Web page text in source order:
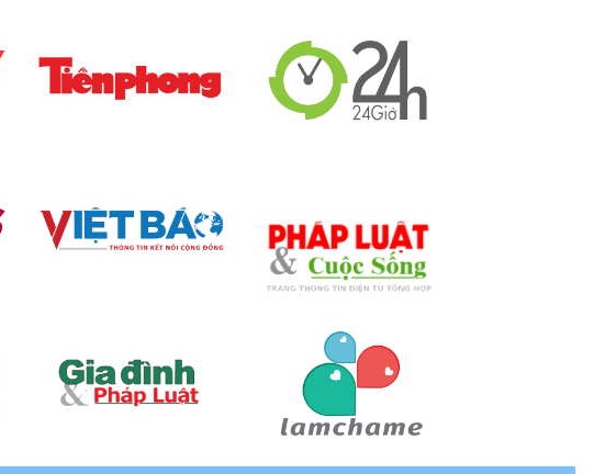
hàng có thể dễ dàng tìm thấy những mẫu khóa theo phong
của sản phẩm.
tông màu hướng theo cổ điển. Điểm đặc biệt đến từ model khóa
châu Á.
liệu hợp kim cao cấp có độ bền cao, chống han gỉ và chịu lực
phẩm có thể sử dụng liên tục khoảng 100.000 lượt đóng mở.